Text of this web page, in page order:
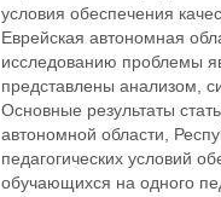
условия обеспечения
Еврейская автономная
исследованию проблемы
представлены анализом,
Основные результаты
автономной области,
педагогических условий
обучающихся на одного